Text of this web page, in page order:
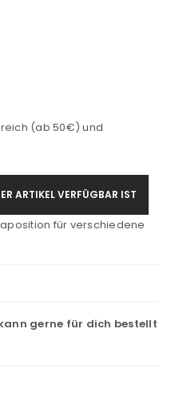
(ab 50€) und
ARTIKEL VERFÜGBAR IST
für verschiedene
gerne für dich bestellt